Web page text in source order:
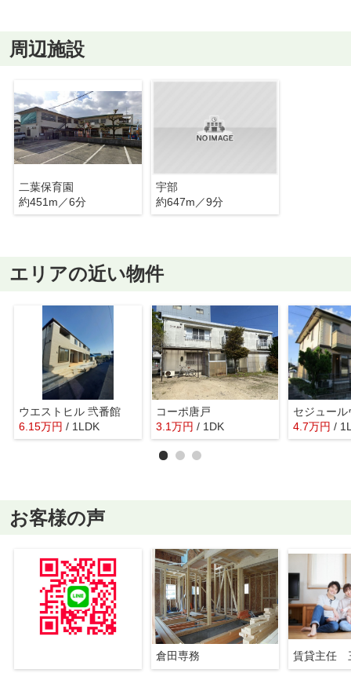
周辺施設
二葉保育園
約451m／6分
宇部
約647m／9分
エリアの近い物件
ウエストヒル 弐番館
6.15万円 / 1LDK
コーポ唐戸
3.1万円 / 1DK 4.7万円 /
お客様の声
倉田専務 賃貸主任